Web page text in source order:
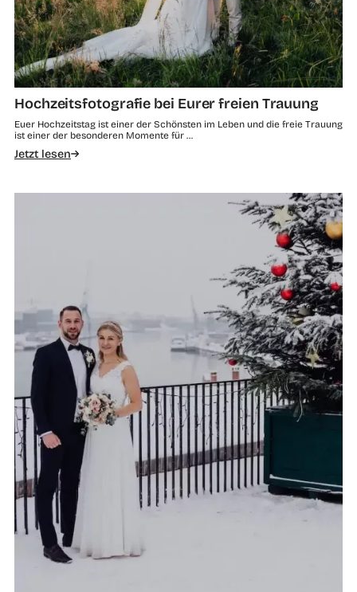
Hochzeitsfotografie bei Eurer freien Trauung
Euer Hochzeitstag ist einer der Schönsten im Leben und die freie Trauung
ist einer der besonderen Momente für …
Jetzt lesen